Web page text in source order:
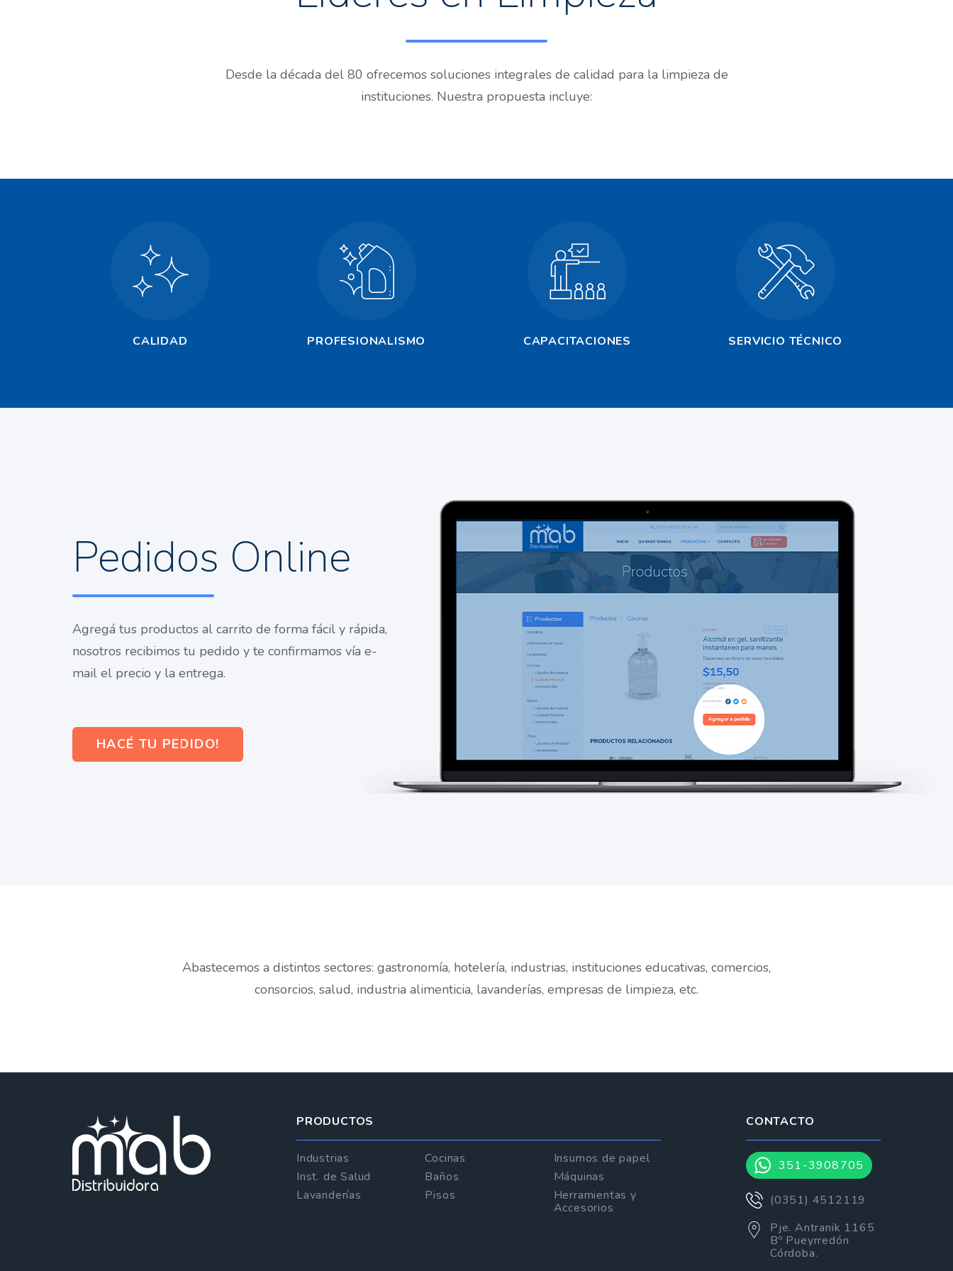
Desde la década del 80 ofrecemos soluciones integrales de calidad para la limpieza de
instituciones. Nuestra propuesta incluye:
CALIDAD PROFESIONALISMO CAPACITACIONES SERVICIO TÉCNICO
Pedidos Online
Agregá tus productos al carrito de forma fácil y rápida,
nosotros recibimos tu pedido y te confirmamos vía e-
mail el precio y la entrega.
HACÉ TU PEDIDO!
Abastecemos a distintos sectores: gastronomía, hotelería, industrias, instituciones educativas, comercios,
consorcios, salud, industria alimenticia, lavanderías, empresas de limpieza, etc.
PRODUCTOS
Industrias Cocinas
Insumos de papel
Inst. de Salud
Baños
Máquinas
Lavanderías
Pisos
Herramientas y
Accesorios
CONTACTO
351-3908705
(0351) 4512119
Pje. Antranik 1165
Bº Pueyrredón
Córdoba.